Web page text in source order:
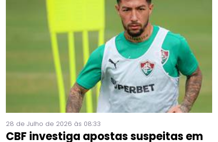
28 de Julho de 2026 às 08:33
CBF investiga apostas suspeitas em